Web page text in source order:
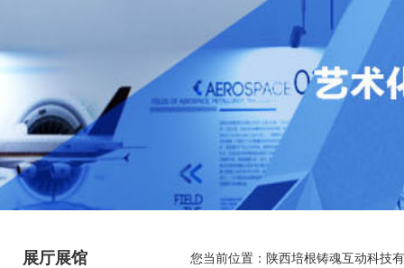
您当前位置： 陕西培根铸魂互动科技
展厅展馆